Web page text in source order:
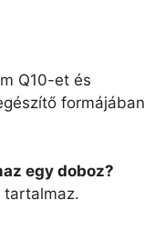
Q10-et és
formájában
egy doboz?
tartalmaz.